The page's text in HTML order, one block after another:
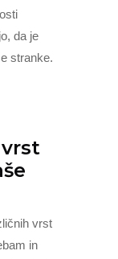
da je
stranke.
vrst
in